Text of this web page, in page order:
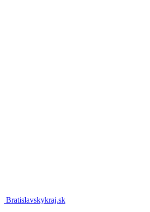
Bratislavskykraj.sk